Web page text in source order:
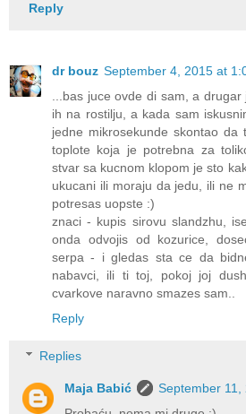
Reply
dr bouz September 4, 2015 at
...bas juce ovde di sam, a
ih na rostilju, a kada sam
jedne mikrosekunde skontao da
toplote koja je potrebna za
stvar sa kucnom klopom je sto
ukucani ili moraju da jedu, ili ne
potresas uopste :)
znaci - kupis sirovu slandzhu,
onda odvojis od kozurice,
serpa - i gledas sta ce da
nabavci, ili ti toj, pokoj joj
cvarkove naravno smazes sam..
Reply
Replies
Maja Babić
September 11,